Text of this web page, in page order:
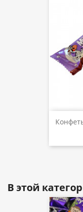
В этой